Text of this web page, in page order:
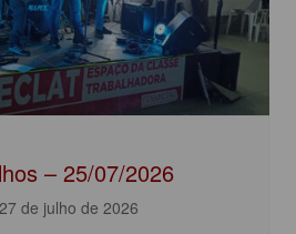
– 25/07/2026
27 de julho de 2026